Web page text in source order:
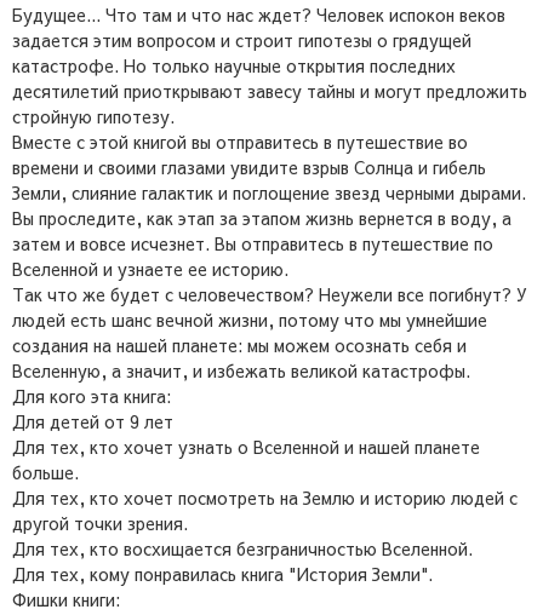
Будущее... Что там и что нас ждет? Человек испокон веков
задается этим вопросом и строит гипотезы о грядущей
катастрофе. Но только научные открытия последних
десятилетий приоткрывают завесу тайны и могут предложить
стройную гипотезу.
Вместе с этой книгой вы отправитесь в путешествие во
времени и своими глазами увидите взрыв Солнца и гибель
Земли, слияние галактик и поглощение звезд черными дырами.
Вы проследите, как этап за этапом жизнь вернется в воду, а
затем и вовсе исчезнет. Вы отправитесь в путешествие по
Вселенной и узнаете ее историю.
Так что же будет с человечеством? Неужели все погибнут? У
людей есть шанс вечной жизни, потому что мы умнейшие
создания на нашей планете: мы можем осознать себя и
Вселенную, а значит, и избежать великой катастрофы.
Для кого эта книга:
Для детей от 9 лет
Для тех, кто хочет узнать о Вселенной и нашей планете
больше.
Для тех, кто хочет посмотреть на Землю и историю людей с
другой точки зрения.
Для тех, кто восхищается безграничностью Вселенной.
Для тех, кому понравилась книга "История Земли".
Фишки книги: